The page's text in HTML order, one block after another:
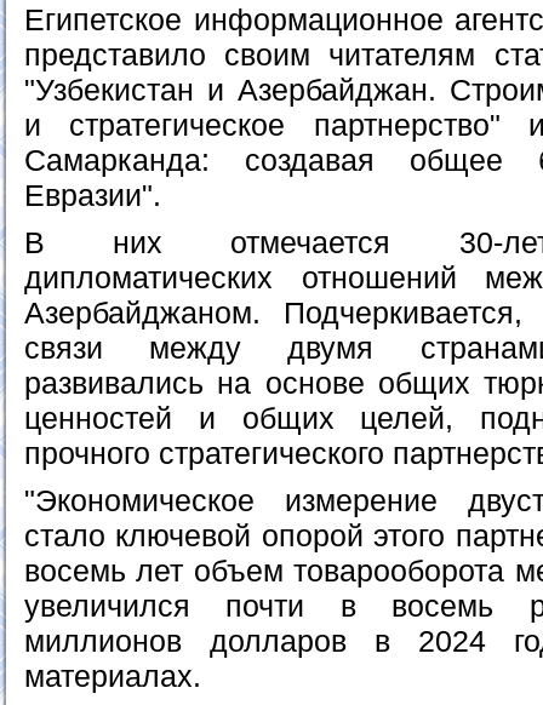
Египетское информационное
представило своим читателям
"Узбекистан и Азербайджан.
и стратегическое
Самарканда: создавая
Евразии".
В них отмечается 30-
дипломатических отношений
Азербайджаном.
связи между двумя
развивались на основе общих
ценностей и общих целей,
прочного стратегического
"Экономическое измерение
стало ключевой опорой этого
восемь лет объем товарооборота
увеличился почти в восемь
миллионов долларов в 2024
материалах.